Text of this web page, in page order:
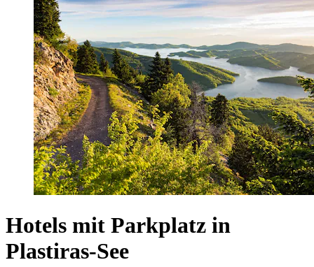
Hotels mit Parkplatz in
Plastiras-See